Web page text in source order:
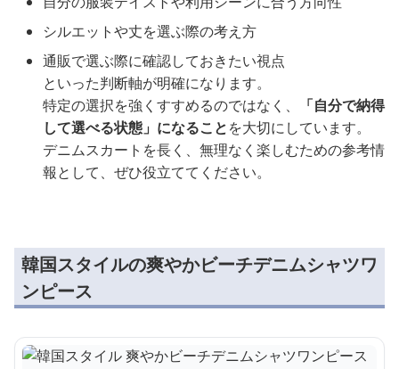
シルエットや丈を選ぶ際の考え方
通販で選ぶ際に確認しておきたい視点
といった判断軸が明確になります。
特定の選択を強くすすめるのではなく、
「自分で納得
して選べる状態」になることを大切にしています。
デニムスカートを長く、無理なく楽しむための参考情
報として、ぜひ役立ててください。
韓国スタイルの爽やかビーチデニムシャツワ
ンピース